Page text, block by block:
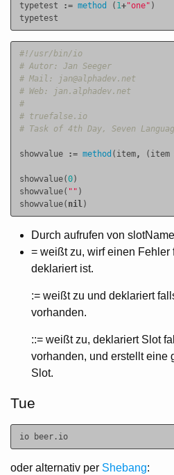
typetest := method ( 1+"one" )
typetest
#!/usr/bin/io
# Autor: Jan Seeger
# Mail: jan@alphadev.net
# Web: jan.alphadev.net
#
# truefalse.io
# Task of 4th Day, Seven
showvalue := method ( item, ( item
showvalue(0)
showvalue( "" )
showvalue( nil)
Durch aufrufen von
= weißt zu, wirf einen
deklariert ist.
:= weißt zu und deklariert
vorhanden.
::= weißt zu, deklariert Slot
vorhanden, und erstellt eine
Slot.
Tue
oder alternativ per Shebang: